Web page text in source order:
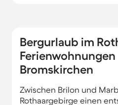
Bergurlaub im
Ferienwohnungen
Bromskirchen
Zwischen Brilon und
Rothaargebirge einen